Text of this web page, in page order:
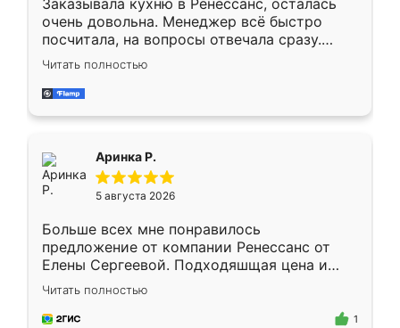
Заказывала кухню в Ренессанс, осталась
очень довольна. Менеджер всё быстро
посчитала, на вопросы отвечала сразу.
Замерщик приехал в субботу, подошёл к
делу со всей ответственностью. Собрали
за день, ребята работали аккуратно, даже
Читать полностью
Аринка Р.
5 августа 2026
Больше всех мне понравилось
предложение от компании Ренессанс от
Елены Сергеевой. Подходяшщая цена и
короткие сроки изготовления. Приехавший
для замера сотрудник Владислав
предложил по моему эскизу самый
Читать полностью
1